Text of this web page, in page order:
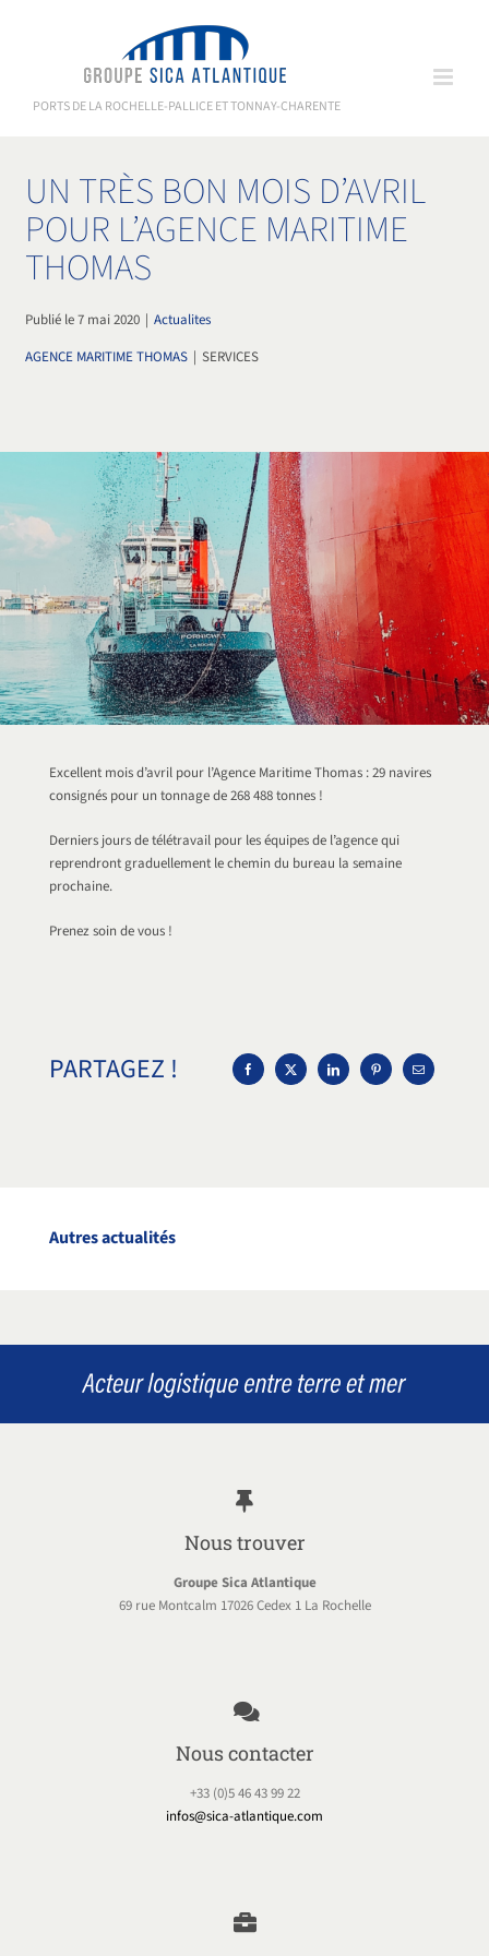
PORTS DE LA ROCHELLE-PALLICE ET TONNAY-CHARENTE
UN TRÈS BON MOIS D’AVRIL
POUR L’AGENCE MARITIME
THOMAS
Publié le 7 mai 2020 | Actualites
AGENCE MARITIME THOMAS | SERVICES
Excellent mois d’avril pour l’Agence Maritime Thomas : 29 navires
consignés pour un tonnage de 268 488 tonnes !
Derniers jours de télétravail pour les équipes de l’agence qui
reprendront graduellement le chemin du bureau la semaine
prochaine.
Prenez soin de vous !
PARTAGEZ !
Autres actualités
Nous trouver
Groupe Sica Atlantique
69 rue Montcalm 17026 Cedex 1 La Rochelle
Nous contacter
+33 (0)5 46 43 99 22
infos@sica-atlantique.com